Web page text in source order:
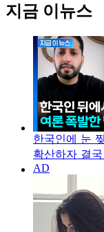
지금 이뉴스
한국인에 눈
확산하자 결